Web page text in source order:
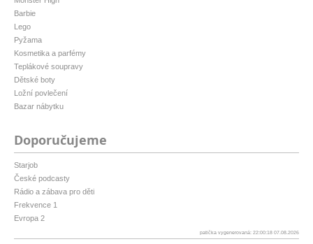
Barbie
Lego
Pyžama
Kosmetika a parfémy
Teplákové soupravy
Dětské boty
Ložní povlečení
Bazar nábytku
Doporučujeme
Starjob
České podcasty
Rádio a zábava pro děti
Frekvence 1
Evropa 2
patička vygenerovaná: 22:00:18 07.08.2026